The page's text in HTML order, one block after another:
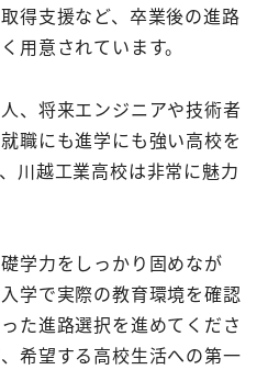
得支援など、卒業後の進路
用意されています。
、将来エンジニアや技術者
職にも進学にも強い高校を
川越工業高校は非常に魅力
学力をしっかり固めなが
学で実際の教育環境を確認
た進路選択を進めてくださ
希望する高校生活への第一